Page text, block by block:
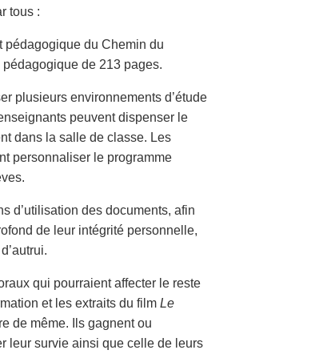
tous :
pédagogique du Chemin du
de 213 pages.
plusieurs environnements d’étude
peuvent dispenser le
dans la salle de classe. Les
personnaliser le programme
d’utilisation des documents, afin
de leur intégrité personnelle,
qui pourraient affecter le reste
et les extraits du film Le
de même. Ils gagnent ou
leur survie ainsi que celle de leurs